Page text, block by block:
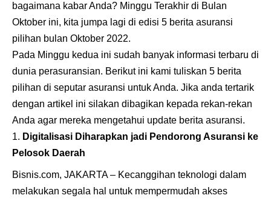
bagaimana kabar Anda? Minggu Terakhir di Bulan
Oktober ini, kita jumpa lagi di edisi 5 berita asuransi
pilihan bulan Oktober 2022.
Pada Minggu kedua ini sudah banyak informasi terbaru di
dunia perasuransian. Berikut ini kami tuliskan 5 berita
pilihan di seputar asuransi untuk Anda. Jika anda tertarik
dengan artikel ini silakan dibagikan kepada rekan-rekan
Anda agar mereka mengetahui update berita asuransi.
Digitalisasi Diharapkan jadi Pendorong Asuransi ke
Pelosok Daerah
Bisnis.com, JAKARTA – Kecanggihan teknologi dalam
melakukan segala hal untuk mempermudah akses